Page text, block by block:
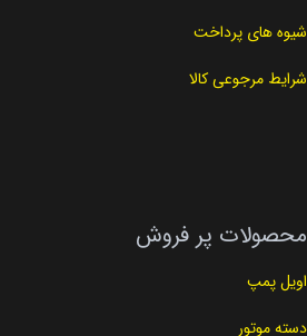
شیوه های پرداخت
شرایط مرجوعی کالا
محصولات پر فروش
اویل پمپ
دسته موتور